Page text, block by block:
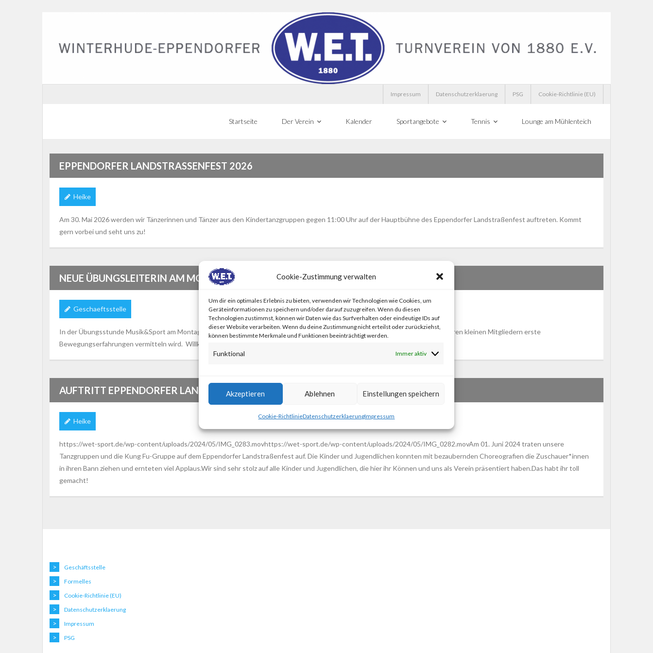
Cookie-Zustimmung verwalten
Um dir ein optimales Erlebnis zu bieten, verwenden wir Technologien wie Cookies, um
Geräteinformationen zu speichern und/oder darauf zuzugreifen. Wenn du diesen
Technologien zustimmst, können wir Daten wie das Surfverhalten oder eindeutige IDs auf
dieser Website verarbeiten. Wenn du deine Zustimmung nicht erteilst oder zurückziehst,
können bestimmte Merkmale und Funktionen beeinträchtigt werden.
Funktional Immer aktiv
Akzeptieren Ablehnen Einstellungen speichern
Cookie-RichtlinieDatenschutzerklaerungImpressum
Impressum Datenschutzerklaerung PSG Cookie-Richtlinie (EU)
Startseite Der Verein Kalender Sportangebote Tennis Lounge am Mühlenteich
EPPENDORFER LANDSTRASSENFEST 2026
Heike
Am 30. Mai 2026 werden wir Tänzerinnen und Tänzer aus den Kindertanzgruppen gegen 11:00 Uhr auf der Hauptbühne des Eppendorfer Landstraßenfest auftreten. Kommt
gern vorbei und seht uns zu!
NEUE ÜBUNGSLEITERIN AM MONTAG FÜR MUSIK & SPORT
Geschaeftsstelle
In der Übungsstunde Musik&Sport am Montag freuen wir uns sehr über unsere neue Übungsleiterin Julia Alkhateeb, die nun unseren kleinen Mitgliedern erste
Bewegungserfahrungen vermitteln wird. Willkommen liebe Julia und viel Spaß!
AUFTRITT EPPENDORFER LANDSTRASSENFEST 2024
Heike
https://wet-sport.de/wp-content/uploads/2024/05/IMG_0283.movhttps://wet-sport.de/wp-content/uploads/2024/05/IMG_0282.movAm 01. Juni 2024 traten unsere
Tanzgruppen und die Kung Fu-Gruppe auf dem Eppendorfer Landstraßenfest auf. Die Kinder und Jugendlichen konnten mit bezaubernden Choreografien die Zuschauer*innen
in ihren Bann ziehen und ernteten viel Applaus.Wir sind sehr stolz auf alle Kinder und Jugendlichen, die hier ihr Können und uns als Verein präsentiert haben.Das habt ihr toll
gemacht!
Geschäftsstelle
Formelles
Cookie-Richtlinie (EU)
Datenschutzerklaerung
Impressum
PSG